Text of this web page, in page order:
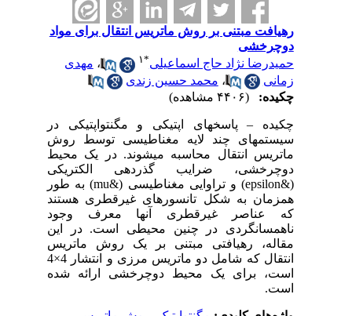
رهیافت مبتنی بر روش ماتریس انتقال برای مواد
دوچرخشی
حمیدرضا نژاد حاج اسماعیلی
۱ ،مهدی
زمانی
،محمد حسین زندی
چکیده:
چکیده – پاسخ­های اپتیکی و مگنتواپتیکی در
سیستم­های چند لایه مغناطیسی توسط روش
ماتریس انتقال محاسبه می­شوند. در یک محیط
دوچرخشی، ضرایب گذردهی الکتریکی
(&epsilon) و تراوایی مغناطیسی (&mu) به طور
هم­زمان به شکل تانسورهای غیرقطری هستند
که عناصر غیرقطری آنها معرف وجود
ناهمسانگردی در چنین محیطی است. در این
مقاله، رهیافتی مبتنی بر یک روش ماتریس
انتقال که شامل دو ماتریس مرزی و انتشار 4×4
است، برای یک محیط دوچرخشی ارائه شده
است.